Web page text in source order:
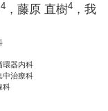
4 ，藤原 直樹4 ，我
環器内科
中治療科
科